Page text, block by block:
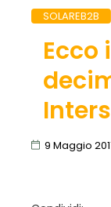
SOLAREB2B
Ecco
9 Maggio